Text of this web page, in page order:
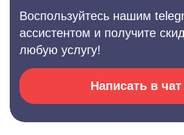
Воспользуйтесь нашим
ассистентом и получите
любую услугу!
Написать в чат